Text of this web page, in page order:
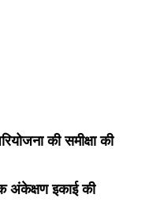
की समीक्षा की
अंकेक्षण इकाई की